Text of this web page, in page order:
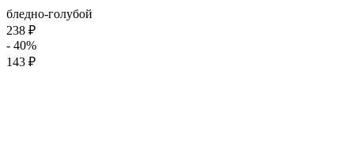
бледно-голубой
238 ₽
- 40%
143 ₽